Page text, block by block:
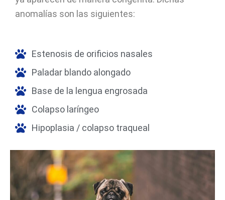
anomalías son las siguientes:
Estenosis de orificios nasales
Paladar blando alongado
Base de la lengua engrosada
Colapso laríngeo
Hipoplasia / colapso traqueal